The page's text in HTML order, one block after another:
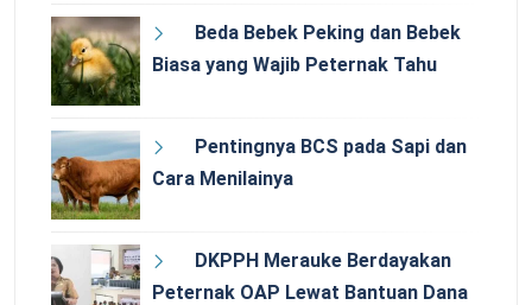
Beda Bebek Peking dan Bebek
Biasa yang Wajib Peternak Tahu
Pentingnya BCS pada Sapi dan
Cara Menilainya
DKPPH Merauke Berdayakan
Peternak OAP Lewat Bantuan Dana